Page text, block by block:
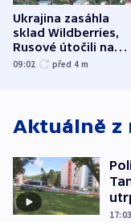
Ukrajina zasáhla
sklad Wildberries,
Rusové útočili na
trh, hasiče či
09:02 před 4 m
Aktuálně z
17:03